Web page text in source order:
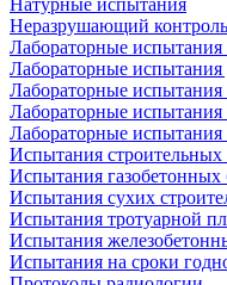
Натурные испытания
Неразрушающий контроль
Лабораторные испытания
Лабораторные
Лабораторные испытания
Лабораторные испытания
Лабораторные
Испытания строительных
Испытания газобетонных
Испытания сухих
Испытания тротуарной
Испытания
Испытания на сроки